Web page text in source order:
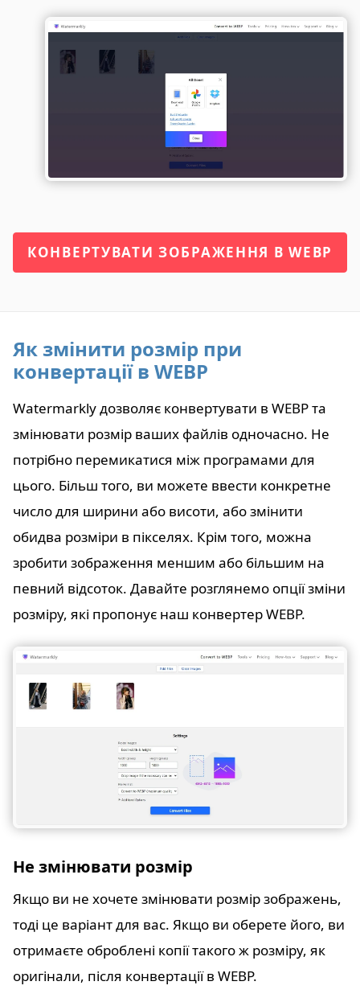
КОНВЕРТУВАТИ ЗОБРАЖЕННЯ В WEBP
Як змінити розмір при
конвертації в WEBP
Watermarkly дозволяє конвертувати в WEBP та
змінювати розмір ваших файлів одночасно. Не
потрібно перемикатися між програмами для
цього. Більш того, ви можете ввести конкретне
число для ширини або висоти, або змінити
обидва розміри в пікселях. Крім того, можна
зробити зображення меншим або більшим на
певний відсоток. Давайте розглянемо опції зміни
розміру, які пропонує наш конвертер WEBP.
Не змінювати розмір
Якщо ви не хочете змінювати розмір зображень,
тоді це варіант для вас. Якщо ви оберете його, ви
отримаєте оброблені копії такого ж розміру, як
оригінали, після конвертації в WEBP.